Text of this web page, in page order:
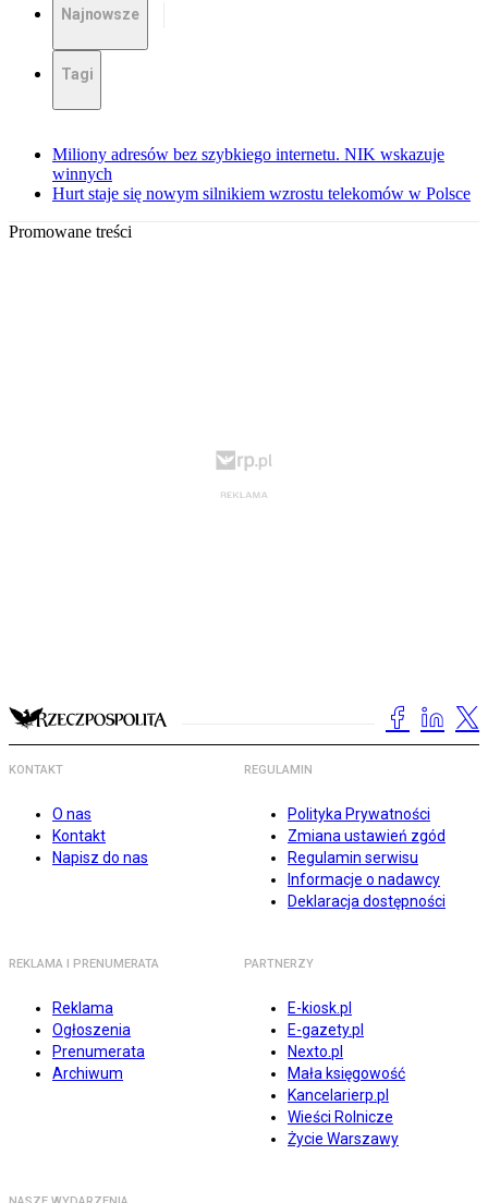
Najnowsze
Tagi
Miliony adresów bez szybkiego internetu. NIK wskazuje
winnych
Hurt staje się nowym silnikiem wzrostu telekomów w Polsce
Promowane treści
KONTAKT
O nas
Kontakt
Napisz do nas
REGULAMIN
Polityka Prywatności
Zmiana ustawień zgód
Regulamin serwisu
Informacje o nadawcy
Deklaracja dostępności
REKLAMA I PRENUMERATA
Reklama
Ogłoszenia
Prenumerata
Archiwum
PARTNERZY
E-kiosk.pl
E-gazety.pl
Nexto.pl
Mała księgowość
Kancelarierp.pl
Wieści Rolnicze
Życie Warszawy